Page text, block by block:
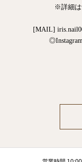
※詳細は
[MAIL]